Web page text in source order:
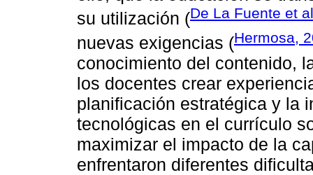
su utilización (De La Fuente et
nuevas exigencias (Hermosa,
conocimiento del contenido,
los docentes crear
planificación estratégica y la
tecnológicas en el currículo
maximizar el impacto de la
enfrentaron diferentes